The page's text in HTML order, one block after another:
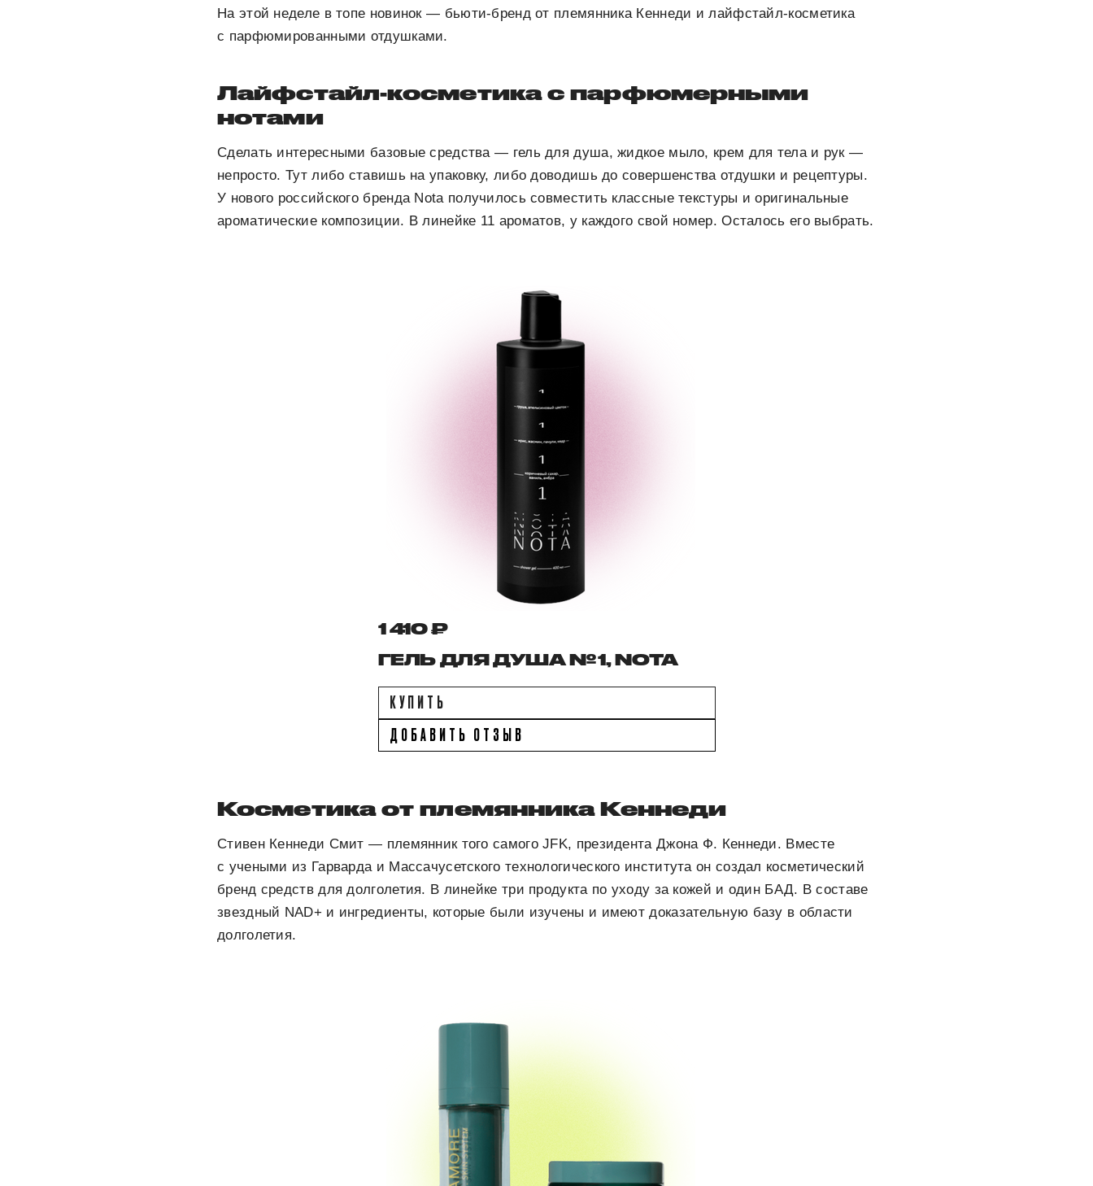
На этой неделе в топе новинок — бьюти-бренд от племянника Кеннеди и лайфстайл-косметика
с парфюмированными отдушками.
Лайфстайл-косметика с парфюмерными
нотами
Сделать интересными базовые средства — гель для душа, жидкое мыло, крем для тела и рук —
непросто. Тут либо ставишь на упаковку, либо доводишь до совершенства отдушки и рецептуры.
У нового российского бренда Nota получилось совместить классные текстуры и оригинальные
ароматические композиции. В линейке 11 ароматов, у каждого свой номер. Осталось его выбрать.
1 410 ₽
ГЕЛЬ ДЛЯ ДУША № 1, NOTA
КУПИТЬ
ДОБАВИТЬ ОТЗЫВ
Косметика от племянника Кеннеди
Стивен Кеннеди Смит — племянник того самого JFK, президента Джона Ф. Кеннеди. Вместе
с учеными из Гарварда и Массачусетского технологического института он создал косметический
бренд средств для долголетия. В линейке три продукта по уходу за кожей и один БАД. В составе
звездный NAD+ и ингредиенты, которые были изучены и имеют доказательную базу в области
долголетия.